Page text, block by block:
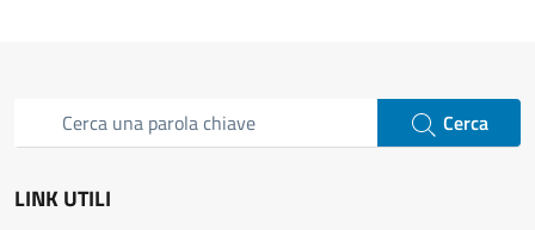
Modulo di ricerca nel sito
Cerca nel sito Avvia ricerca
Cerca
LINK UTILI